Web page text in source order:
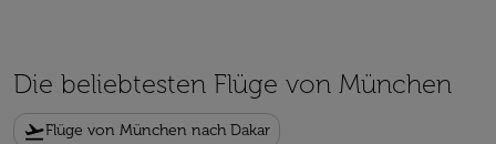
Die beliebtesten Flüge von München
flight_takeoffFlüge von München nach Dakar